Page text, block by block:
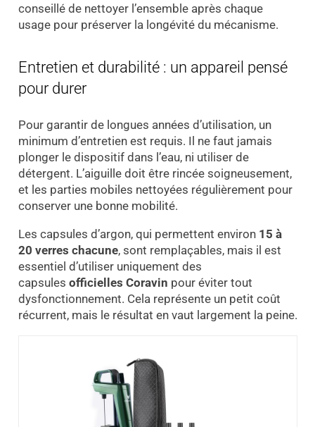
conseillé de nettoyer l’ensemble après chaque
usage pour préserver la longévité du mécanisme.
Entretien et durabilité : un appareil pensé
pour durer
Pour garantir de longues années d’utilisation, un
minimum d’entretien est requis. Il ne faut jamais
plonger le dispositif dans l’eau, ni utiliser de
détergent. L’aiguille doit être rincée soigneusement,
et les parties mobiles nettoyées régulièrement pour
conserver une bonne mobilité.
Les capsules d’argon, qui permettent environ 15 à
20 verres chacune, sont remplaçables, mais il est
essentiel d’utiliser uniquement des
capsules officielles Coravin pour éviter tout
dysfonctionnement. Cela représente un petit coût
récurrent, mais le résultat en vaut largement la peine.